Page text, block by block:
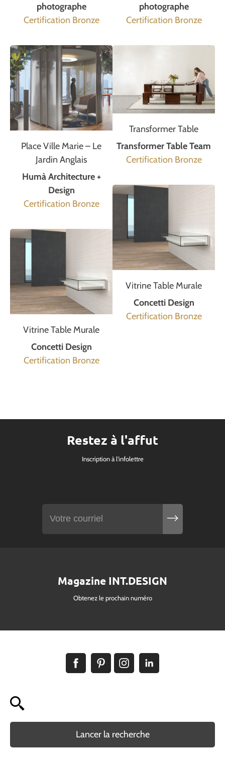
photographe
Certification Bronze
Place Ville Marie – Le
Jardin Anglais
Humà Architecture +
Design
Certification Bronze
Vitrine Table Murale
Concetti Design
Certification Bronze
photographe
Certification Bronze
Transformer Table
Transformer Table Team
Certification Bronze
Vitrine Table Murale
Concetti Design
Certification Bronze
Restez à l'affut
Inscription à l'infolettre
Magazine INT.DESIGN
Obtenez le prochain numéro
Lancer la recherche